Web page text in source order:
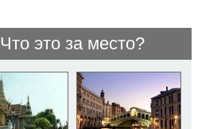
Что это за место?